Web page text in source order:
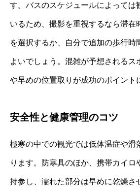
す。バスのスケジュールによっては
いるため、撮影を重視するなら滞在
を選択するか、自分で追加の歩行時
よいでしょう。混雑が予想されるス
や早めの位置取りが成功のポイント
安全性と健康管理のコツ
極寒の中での観光では低体温症や滑
ります。防寒具のほか、携帯カイロ
持参し、濡れた部分は早めに乾燥さ